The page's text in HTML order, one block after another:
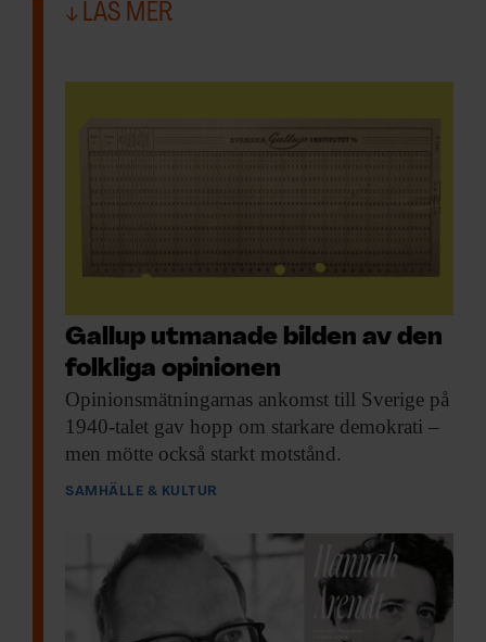
LÄS MER
Gallup utmanade bilden av den
folkliga opinionen
Opinionsmätningarnas ankomst till Sverige på
1940-talet gav hopp om starkare demokrati –
men mötte också starkt motstånd.
SAMHÄLLE & KULTUR